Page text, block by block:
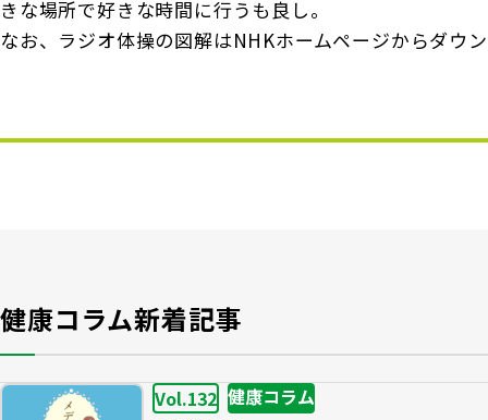
きな場所で好きな時間に行うも良し。
なお、ラジオ体操の図解はNHKホームページからダウ
健康コラム新着記事
Vol.132 健康コラム